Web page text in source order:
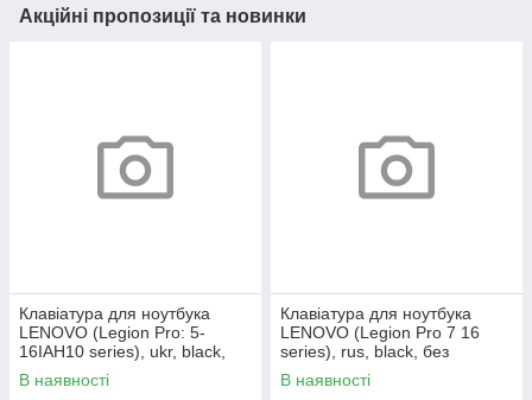
Акційні пропозиції та новинки
Клавіатура для ноутбука
LENOVO (Legion Pro: 5-
16IAH10 series), ukr, black,
без кадру, підсвічування
клавіш (RGB)
В наявності
Клавіатура для ноутбука
LENOVO (Legion Pro 7 16
series), rus, black, без
фрейма, підсвічування
клавіш (copilot)
В наявності